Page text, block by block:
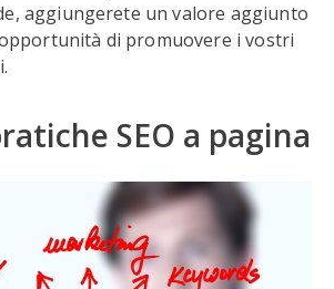
aggiungerete un valore aggiunto
di promuovere i vostri
SEO a pagina